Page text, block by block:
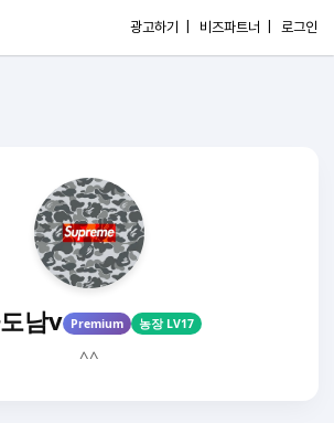
광고하기 | 비즈파트너 | 로그인
남v Premium 농장 LV17
^^